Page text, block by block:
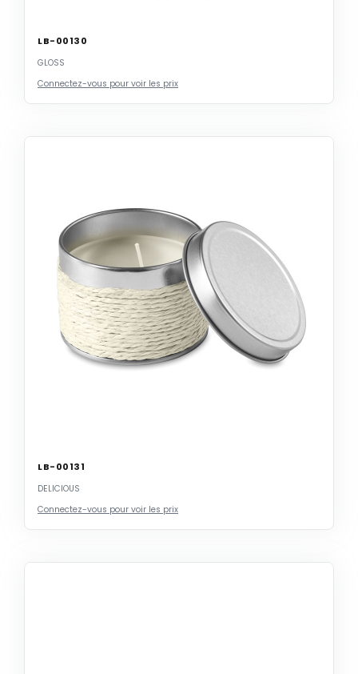
LB-00130
GLOSS
Connectez-vous pour voir les prix
LB-00131
DELICIOUS
Connectez-vous pour voir les prix